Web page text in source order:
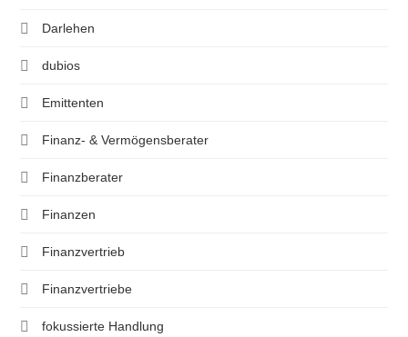
Darlehen
dubios
Emittenten
Finanz- & Vermögensberater
Finanzberater
Finanzen
Finanzvertrieb
Finanzvertriebe
fokussierte Handlung